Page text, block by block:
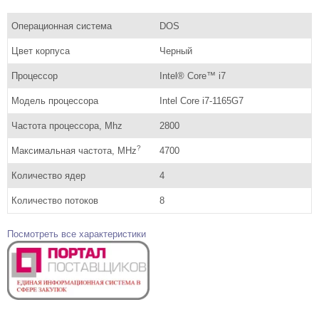
Операционная система DOS
Цвет корпуса Черный
Процессор Intel® Core™ i7
Модель процессора Intel Core i7-1165G7
Частота процессора, Mhz 2800
Максимальная частота, MHz? 4700
Количество ядер 4
Количество потоков 8
Посмотреть все характеристики